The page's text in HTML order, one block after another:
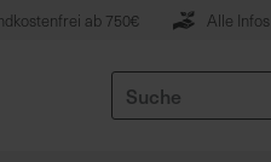
ab 750€ Alle
Suche